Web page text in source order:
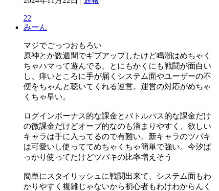
22
みーん
マジでごっつおもろい
原神とか数週間でギブアップしたけど鳴潮はめちゃく
ちゃハマって遊んでる。とにもかくにも戦闘が面白い
し、痒いところに手が届くシステム面やユーザーの不
便をちゃんと聴いてくれる運営。運営の対応がめちゃ
くちゃ早い。
ログインボーナス的な課金とバトルパス的な課金だけ
の微課金だけどオーブ的なのも溜まりやすく、欲しい
キャラは手に入ってるので有難い。新キャラのツバキ
は可愛いし使っててめちゃくちゃ簡単で強い。今汐ば
っかり使ってたけどツバキの比率増えそう
簡単にスタイリッシュに戦闘出来て、システム面もわ
かりやすく複雑じゃないから初心者もわけわからんく